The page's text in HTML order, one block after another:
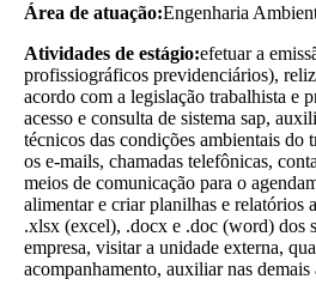
Área de atuação:Engenharia
Atividades de estágio:efetuar a
profissiográficos previdenciários),
acordo com a legislação trabalhista e
acesso e consulta de sistema sap,
técnicos das condições ambientais do
os e-mails, chamadas telefônicas,
meios de comunicação para o
alimentar e criar planilhas e relatórios
.xlsx (excel), .docx e .doc (word) dos
empresa, visitar a unidade externa,
acompanhamento, auxiliar nas demais